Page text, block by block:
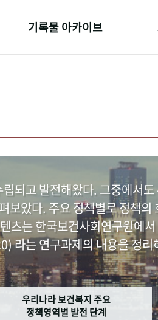
기록물 아카이브
되고 발전해왔다. 그중에서
보았다. 주요 정책별로 정책의
츠는 한국보건사회연구원에
라는 연구과제의 내용을 정
우리나라 보건복지 주요
정책영역별 발전 단계